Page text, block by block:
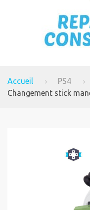
Accueil PS4
Changement stick